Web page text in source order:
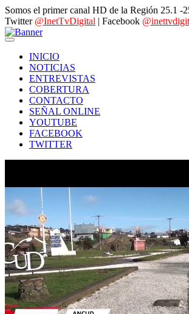
Somos el primer canal HD de la Región 25.1 -
Twitter @InetTvDigital | Facebook
INICIO
NOTICIAS
ENTREVISTAS
COBERTURA
CONTACTO
SEÑAL ONLINE
YOUTUBE
FACEBOOK
TWITTER